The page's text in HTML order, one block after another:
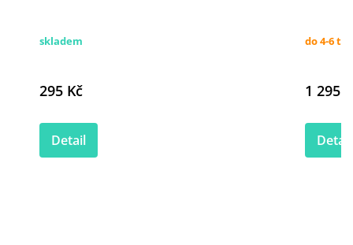
skladem
295 Kč
Detail
do 4-6
1 295
Detail